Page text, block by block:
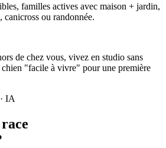
familles actives avec maison + jardin,
canicross ou randonnée.
de chez vous, vivez en studio sans
"facile à vivre" pour une première
IA